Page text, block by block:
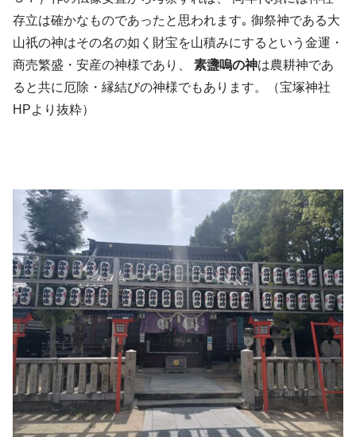
存立は確かなものであったと思われます｡ 御祭神である大
山祇の神はその名の如く財宝を山積みにするという金運・
商売繁盛・安産の神様であり、 素盞嗚の神は農耕神であ
ると共に厄除・縁結びの神様でもあります。（宝塚神社
HPより抜粋）